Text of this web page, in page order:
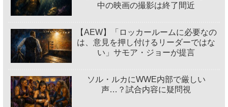
中の映画の撮影は終了間近
【AEW】「ロッカールームに必要なの
は、意見を押し付けるリーダーではな
い」サモア・ジョーが提言
ソル・ルカにWWE内部で厳しい
声…？試合内容に疑問視